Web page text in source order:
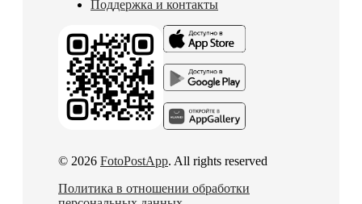
Поддержка и контакты
© 2026 FotoPostApp. All rights reserved
Политика в отношении обработки